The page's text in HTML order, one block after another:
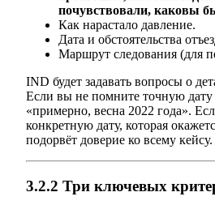
почувствовали, каковы
Как нарастало давление.
Дата и обстоятельства
Маршрут следования (для
IND будет задавать вопросы о
Если вы не помните точную
«примерно, весна 2022 года».
конкретную дату, которая
подорвёт доверие ко всему кейсу.
3.2.2 Три ключевых